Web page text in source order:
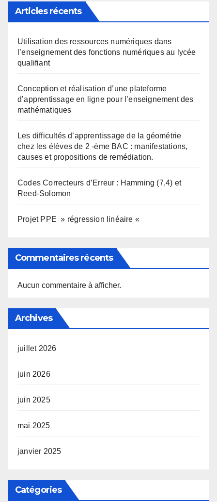
Articles récents
Utilisation des ressources numériques dans
l’enseignement des fonctions numériques au lycée
qualifiant
Conception et réalisation d’une plateforme
d’apprentissage en ligne pour l’enseignement des
mathématiques
Les difficultés d’apprentissage de la géométrie
chez les élèves de 2 -ème BAC : manifestations,
causes et propositions de remédiation.
Codes Correcteurs d’Erreur : Hamming (7,4) et
Reed-Solomon
Projet PPE » régression linéaire «
Commentaires récents
Aucun commentaire à afficher.
Archives
juillet 2026
juin 2026
juin 2025
mai 2025
janvier 2025
Catégories